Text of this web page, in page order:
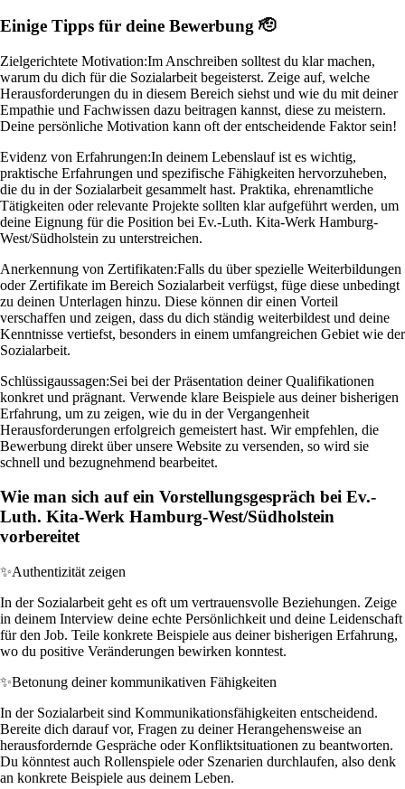
Einige Tipps für deine Bewerbung 🫡
Zielgerichtete Motivation:Im Anschreiben solltest du klar machen,
warum du dich für die Sozialarbeit begeisterst. Zeige auf, welche
Herausforderungen du in diesem Bereich siehst und wie du mit deiner
Empathie und Fachwissen dazu beitragen kannst, diese zu meistern.
Deine persönliche Motivation kann oft der entscheidende Faktor sein!
Evidenz von Erfahrungen:In deinem Lebenslauf ist es wichtig,
praktische Erfahrungen und spezifische Fähigkeiten hervorzuheben,
die du in der Sozialarbeit gesammelt hast. Praktika, ehrenamtliche
Tätigkeiten oder relevante Projekte sollten klar aufgeführt werden, um
deine Eignung für die Position bei Ev.-Luth. Kita-Werk Hamburg-
West/Südholstein zu unterstreichen.
Anerkennung von Zertifikaten:Falls du über spezielle Weiterbildungen
oder Zertifikate im Bereich Sozialarbeit verfügst, füge diese unbedingt
zu deinen Unterlagen hinzu. Diese können dir einen Vorteil
verschaffen und zeigen, dass du dich ständig weiterbildest und deine
Kenntnisse vertiefst, besonders in einem umfangreichen Gebiet wie der
Sozialarbeit.
Schlüssigaussagen:Sei bei der Präsentation deiner Qualifikationen
konkret und prägnant. Verwende klare Beispiele aus deiner bisherigen
Erfahrung, um zu zeigen, wie du in der Vergangenheit
Herausforderungen erfolgreich gemeistert hast. Wir empfehlen, die
Bewerbung direkt über unsere Website zu versenden, so wird sie
schnell und bezugnehmend bearbeitet.
Wie man sich auf ein Vorstellungsgespräch bei Ev.-
Luth. Kita-Werk Hamburg-West/Südholstein
vorbereitet
✨Authentizität zeigen
In der Sozialarbeit geht es oft um vertrauensvolle Beziehungen. Zeige
in deinem Interview deine echte Persönlichkeit und deine Leidenschaft
für den Job. Teile konkrete Beispiele aus deiner bisherigen Erfahrung,
wo du positive Veränderungen bewirken konntest.
✨Betonung deiner kommunikativen Fähigkeiten
In der Sozialarbeit sind Kommunikationsfähigkeiten entscheidend.
Bereite dich darauf vor, Fragen zu deiner Herangehensweise an
herausfordernde Gespräche oder Konfliktsituationen zu beantworten.
Du könntest auch Rollenspiele oder Szenarien durchlaufen, also denk
an konkrete Beispiele aus deinem Leben.